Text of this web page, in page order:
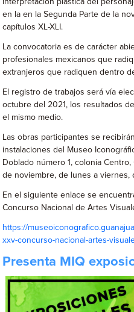
en la en la Segunda Parte de la
capítulos XL-XLI.
La convocatoria es de carácter
profesionales mexicanos que
extranjeros que radiquen dentro
El registro de trabajos será vía
octubre del 2021, los resultados
el mismo medio.
Las obras participantes se
instalaciones del Museo
Doblado número 1, colonia
de noviembre, de lunes a viernes,
En el siguiente enlace se
Concurso Nacional de Artes
https://
xxv-concurso-nacional-artes-
Presenta MIQ